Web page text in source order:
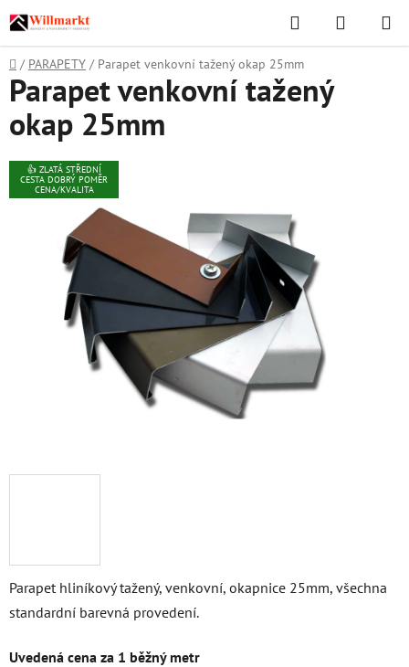
Přejít
na
obsah
Hledat
KOŠÍK
Domů
/ PARAPETY / Parapet venkovní tažený okap 25mm
Parapet hliníkový tažený, venkovní, okapnice 25mm, všechna
standardní barevná provedení.
Uvedená cena za 1 běžný metr
Parapet venkovní tažený
okap 25mm
👍 ZLATÁ STŘEDNÍ
CESTA DOBRÝ POMĚR
CENA/KVALITA